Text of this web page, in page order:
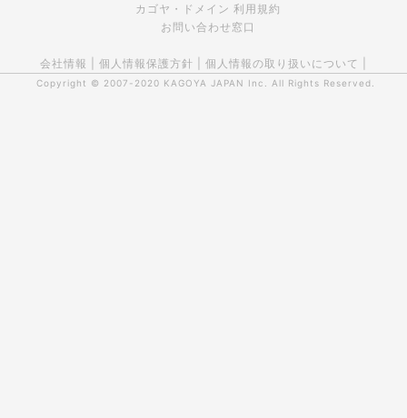
カゴヤ・ドメイン 利用規約
お問い合わせ窓口
会社情報 個人情報保護方針 個人情報の取り扱いについて
Copyright © 2007-2020 KAGOYA JAPAN Inc. All Rights Reserved.